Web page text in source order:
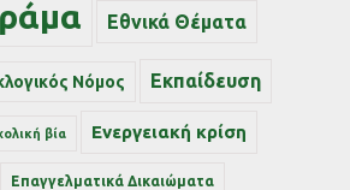
Εθνικά Θέματα
Νόμος Εκπαίδευση
βία Ενεργειακή κρίση
Επαγγελματικά Δικαιώματα